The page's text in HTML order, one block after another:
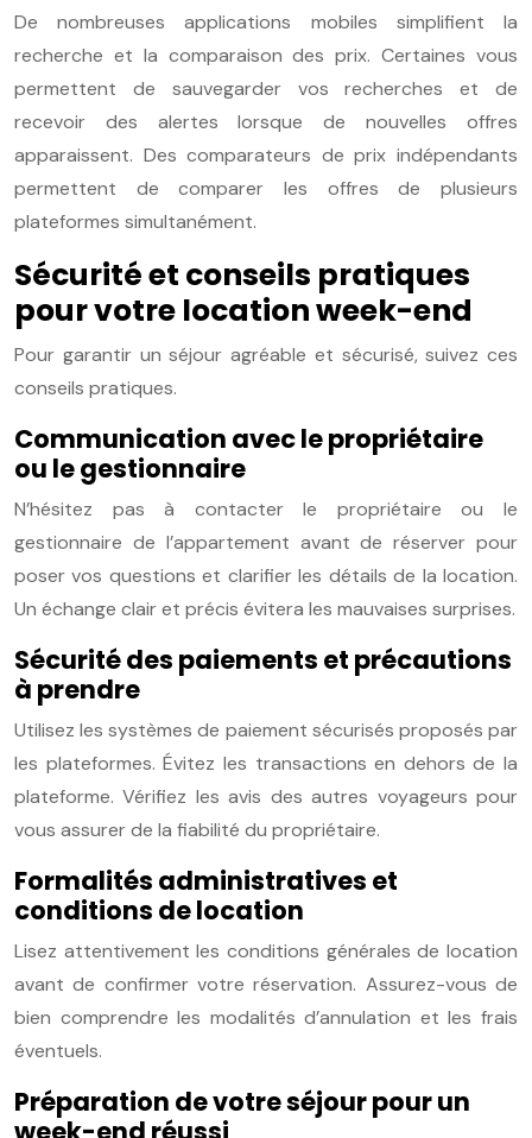
De nombreuses applications mobiles simplifient la
recherche et la comparaison des prix. Certaines vous
permettent de sauvegarder vos recherches et de
recevoir des alertes lorsque de nouvelles offres
apparaissent. Des comparateurs de prix indépendants
permettent de comparer les offres de plusieurs
plateformes simultanément.
Sécurité et conseils pratiques
pour votre location week-end
Pour garantir un séjour agréable et sécurisé, suivez ces
conseils pratiques.
Communication avec le propriétaire
ou le gestionnaire
N’hésitez pas à contacter le propriétaire ou le
gestionnaire de l’appartement avant de réserver pour
poser vos questions et clarifier les détails de la location.
Un échange clair et précis évitera les mauvaises surprises.
Sécurité des paiements et précautions
à prendre
Utilisez les systèmes de paiement sécurisés proposés par
les plateformes. Évitez les transactions en dehors de la
plateforme. Vérifiez les avis des autres voyageurs pour
vous assurer de la fiabilité du propriétaire.
Formalités administratives et
conditions de location
Lisez attentivement les conditions générales de location
avant de confirmer votre réservation. Assurez-vous de
bien comprendre les modalités d’annulation et les frais
éventuels.
Préparation de votre séjour pour un